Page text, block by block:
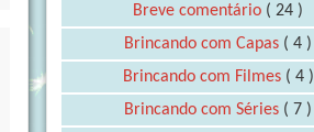
Breve comentário ( 24 )
Brincando com Capas ( 4 )
Brincando com Filmes ( 4 )
Brincando com Séries ( 7 )